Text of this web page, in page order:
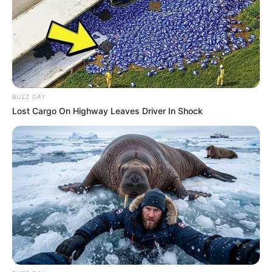
Pais fácil
BUZZ DAY
Lost Cargo On Highway Leaves Driver In Shock